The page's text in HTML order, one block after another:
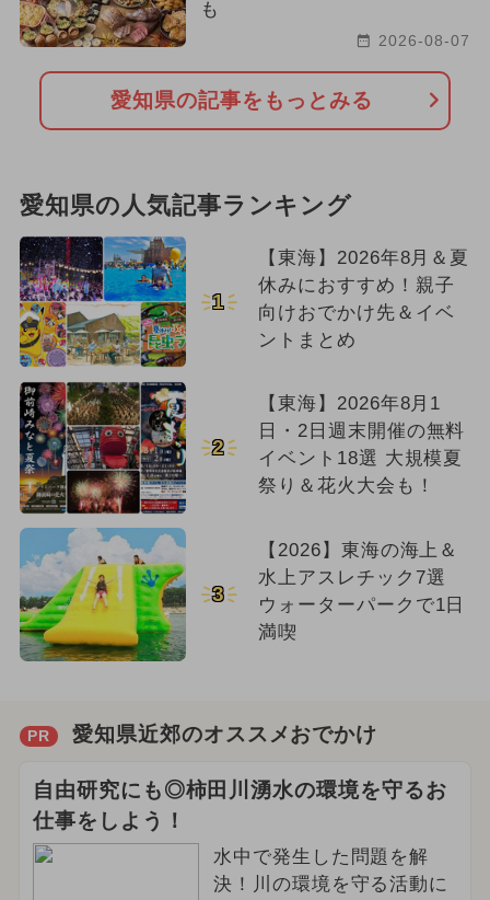
も
2026-08-07
愛知県の記事をもっとみる
愛知県の人気記事ランキング
1
【東海】2026年8月＆夏
休みにおすすめ！親子
向けおでかけ先＆イベ
ントまとめ
2
【東海】2026年8月1
日・2日週末開催の無料
イベント18選 大規模夏
祭り＆花火大会も！
3
【2026】東海の海上＆
水上アスレチック7選
ウォーターパークで1日
満喫
PR 愛知県近郊のオススメおでかけ
自由研究にも◎柿田川湧水の環境を守るお
仕事をしよう！
水中で発生した問題を解
決！川の環境を守る活動に